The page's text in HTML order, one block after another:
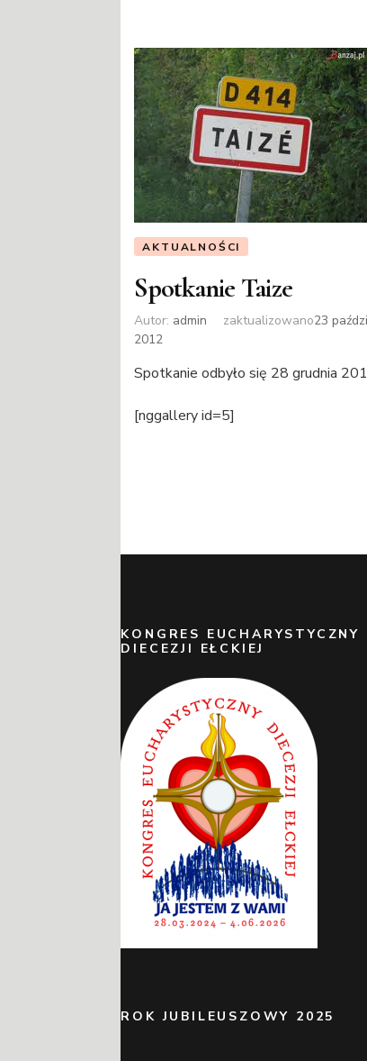
AKTUALNOŚCI
Spotkanie Taize
Autor: admin zaktualizowano23
2012
Spotkanie odbyło się 28 grudnia
[nggallery id=5]
KONGRES EUCHARYSTYCZNY
DIECEZJI EŁCKIEJ
ROK JUBILEUSZOWY 2025